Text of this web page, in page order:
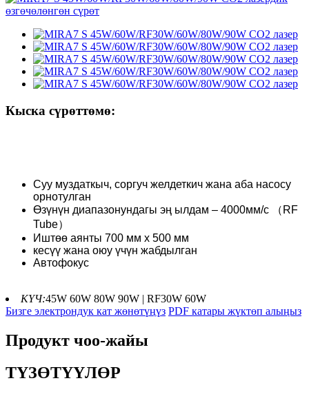
Кыска сүрөттөмө:
Суу муздаткыч, соргуч желдеткич жана аба насосу
орнотулган
Өзүнүн диапазонундагы эң ылдам – 4000мм/с （RF
Tube）
Иштөө аянты 700 мм х 500 мм
кесүү жана оюу үчүн жабдылган
Автофокус
КҮЧ:45W 60W 80W 90W | RF30W 60W
Бизге электрондук кат жөнөтүңүз PDF катары жүктөп алыңыз
Продукт чоо-жайы
ТҮЗӨТҮҮЛӨР